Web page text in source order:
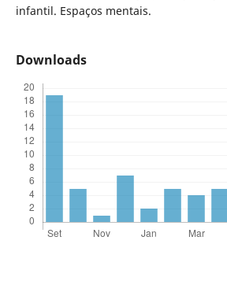
infantil. Espaços mentais.
Downloads